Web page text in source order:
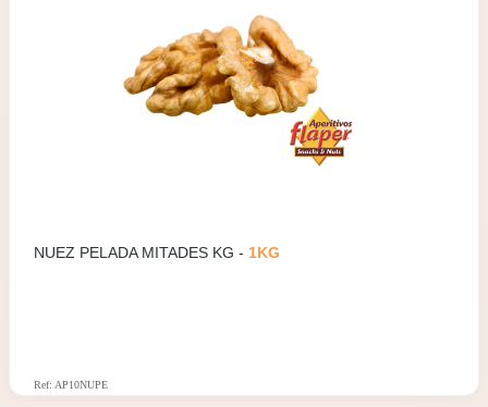
NUEZ PELADA MITADES KG - 1KG
Ref: AP10NUPE